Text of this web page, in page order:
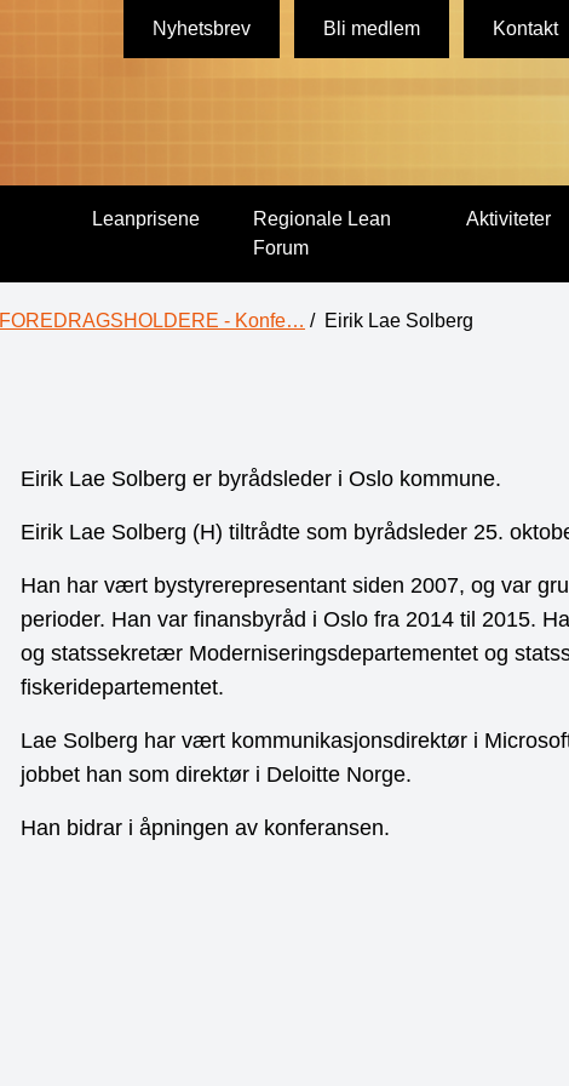
Nyhetsbrev Bli medlem Kontakt
Leanprisene
Regionale Lean
Forum
Aktiviteter
FOREDRAGSHOLDERE - Konfe… / Eirik Lae Solberg
Eirik Lae Solberg er byrådsleder i Oslo kommune.
Eirik Lae Solberg (H) tiltrådte som byrådsleder 25.
Han har vært bystyrerepresentant siden 2007, og var
perioder. Han var finansbyråd i Oslo fra 2014 til 2015.
og statssekretær Moderniseringsdepartementet og
fiskeridepartementet.
Lae Solberg har vært kommunikasjonsdirektør i
jobbet han som direktør i Deloitte Norge.
Han bidrar i åpningen av konferansen.